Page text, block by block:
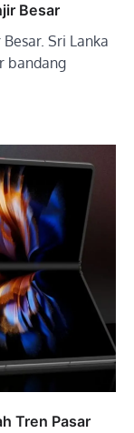
Besar
Sri Lanka
bandang
Tren Pasar